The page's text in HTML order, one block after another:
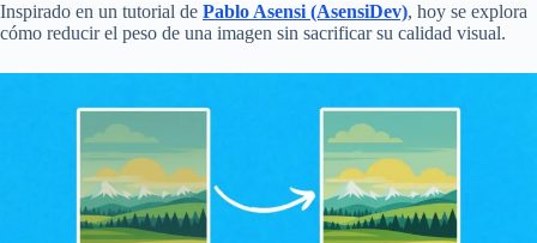
Inspirado en un tutorial de Pablo Asensi (AsensiDev), hoy se explora
cómo reducir el peso de una imagen sin sacrificar su calidad visual.